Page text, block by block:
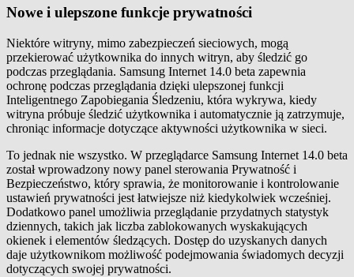
Nowe i ulepszone funkcje prywatności
Niektóre witryny, mimo zabezpieczeń sieciowych, mogą
przekierować użytkownika do innych witryn, aby śledzić go
podczas przeglądania. Samsung Internet 14.0 beta zapewnia
ochronę podczas przeglądania dzięki ulepszonej funkcji
Inteligentnego Zapobiegania Śledzeniu, która wykrywa, kiedy
witryna próbuje śledzić użytkownika i automatycznie ją zatrzymuje,
chroniąc informacje dotyczące aktywności użytkownika w sieci.
To jednak nie wszystko. W przeglądarce Samsung Internet 14.0 beta
został wprowadzony nowy panel sterowania Prywatność i
Bezpieczeństwo, który sprawia, że monitorowanie i kontrolowanie
ustawień prywatności jest łatwiejsze niż kiedykolwiek wcześniej.
Dodatkowo panel umożliwia przeglądanie przydatnych statystyk
dziennych, takich jak liczba zablokowanych wyskakujących
okienek i elementów śledzących. Dostęp do uzyskanych danych
daje użytkownikom możliwość podejmowania świadomych decyzji
dotyczących swojej prywatności.